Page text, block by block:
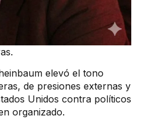
elevó el tono
de presiones externas y
Unidos contra políticos
organizado.